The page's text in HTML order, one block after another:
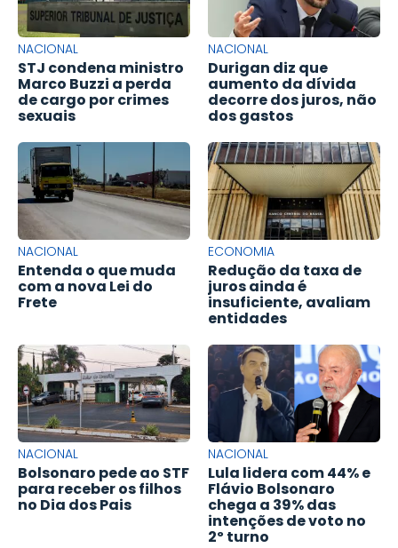
NACIONAL
STJ condena ministro
Marco Buzzi a perda
de cargo por crimes
sexuais
NACIONAL
Durigan diz que
aumento da dívida
decorre dos juros, não
dos gastos
NACIONAL
Entenda o que muda
com a nova Lei do
Frete
ECONOMIA
Redução da taxa de
juros ainda é
insuficiente, avaliam
entidades
NACIONAL
Bolsonaro pede ao STF
para receber os filhos
no Dia dos Pais
NACIONAL
Lula lidera com 44% e
Flávio Bolsonaro
chega a 39% das
intenções de voto no
2º turno